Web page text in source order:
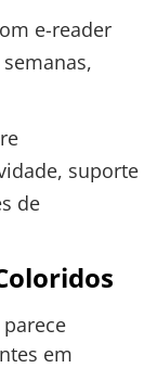
e-reader
suporte
de
parece
em